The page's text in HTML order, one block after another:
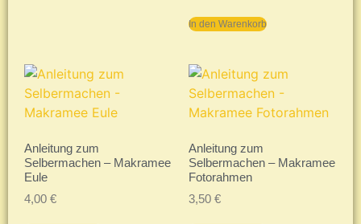
In den Warenkorb
Anleitung zum
Selbermachen – Makramee
Eule
4,00 €
Anleitung zum
Selbermachen – Makramee
Fotorahmen
3,50 €